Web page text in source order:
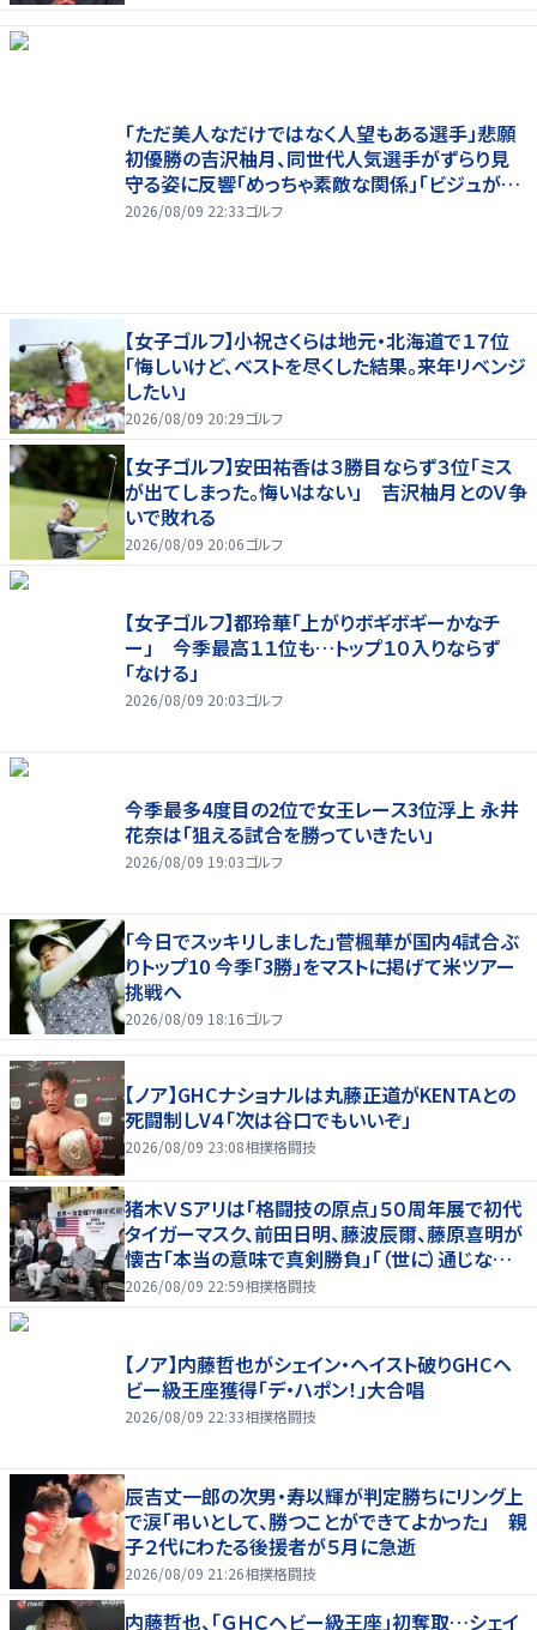
「ただ美人なだけではなく人望もある選手」悲願
初優勝の吉沢柚月、同世代人気選手がずらり見
守る姿に反響「めっちゃ素敵な関係」「ビジュが良
すぎてびっくり」
2026/08/09 22:33ゴルフ
【女子ゴルフ】小祝さくらは地元・北海道で１７位
「悔しいけど、ベストを尽くした結果。来年リベンジ
したい」
2026/08/09 20:29ゴルフ
【女子ゴルフ】安田祐香は３勝目ならず３位「ミス
が出てしまった。悔いはない」 吉沢柚月とのＶ争
いで敗れる
2026/08/09 20:06ゴルフ
【女子ゴルフ】都玲華「上がりボギボギーかなチ
ー」 今季最高１１位も…トップ１０入りならず
「なける」
2026/08/09 20:03ゴルフ
今季最多4度目の2位で女王レース3位浮上 永井
花奈は「狙える試合を勝っていきたい」
2026/08/09 19:03ゴルフ
「今日でスッキリしました」菅楓華が国内4試合ぶ
りトップ10 今季「3勝」をマストに掲げて米ツアー
挑戦へ
2026/08/09 18:16ゴルフ
【ノア】GHCナショナルは丸藤正道がKENTAとの
死闘制しV４「次は谷口でもいいぞ」
2026/08/09 23:08相撲格闘技
猪木ＶＳアリは「格闘技の原点」５０周年展で初代
タイガーマスク、前田日明、藤波辰爾、藤原喜明が
懐古「本当の意味で真剣勝負」「（世に）通じない
歯がゆさも」
2026/08/09 22:59相撲格闘技
【ノア】内藤哲也がシェイン・ヘイスト破りGHCヘ
ビー級王座獲得「デ・ハポン！」大合唱
2026/08/09 22:33相撲格闘技
辰吉丈一郎の次男・寿以輝が判定勝ちにリング上
で涙「弔いとして、勝つことができてよかった」 親
子２代にわたる後援者が５月に急逝
2026/08/09 21:26相撲格闘技
内藤哲也、「ＧＨＣヘビー級王座」初奪取…シェイ